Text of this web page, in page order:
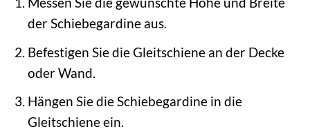
der Schiebegardine aus.
Befestigen Sie die Gleitschiene an der Decke
oder Wand.
Hängen Sie die Schiebegardine in die
Gleitschiene ein.